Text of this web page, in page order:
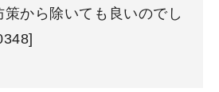
策から除いても良いのでし